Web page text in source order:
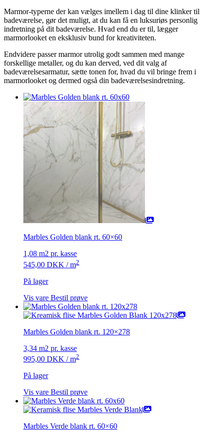
Marmor-typerne der kan vælges imellem i dag til dine klinker til
badeværelse, gør det muligt, at du kan få en luksuriøs personlig
indretning på dit badeværelse. Hvad end du er til, lægger
marmorlooket en eksklusiv bund for kreativiteten.
Endvidere passer marmor utrolig godt sammen med mange
forskellige metaller, og du kan derved, ved dit valg af
badeværelsesarmatur, sætte tonen for, hvad du vil bringe frem i
marmorlooket og dermed også din badeværelsesindretning.
Marbles Golden blank rt. 60×60
1,08 m2 pr. kasse
545,00 DKK / m2
På lager
Vis vare Bestil prøve
Marbles Golden blank rt. 120×278
3,34 m2 pr. kasse
995,00 DKK / m2
På lager
Vis vare Bestil prøve
Marbles Verde blank rt. 60×60